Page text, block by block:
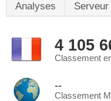
Analyses Serveur
4 105
Classement
--
Classement